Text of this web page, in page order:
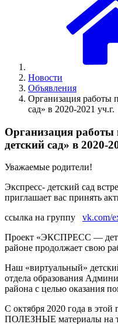
Новости
Объявления
Организация
сад» в 2020-2021 уч.г.
Организация
детский сад» в 2020-
Уважаемые родители!
Экспресс- детский сад
приглашает вас принять
ссылка на группу vk.com/
Проект «ЭКСПРЕСС —
районе продолжает свою
Наш «виртуальный»
отдела образования
района с целью оказания
С октября 2020 года в
ПОЛЕЗНЫЕ материалы на